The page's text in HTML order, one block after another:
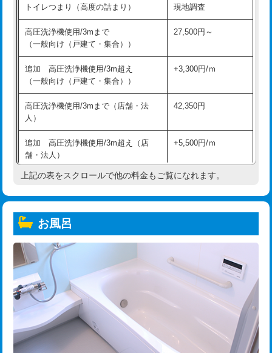
トイレつまり（高度の詰まり） 現地調査
高圧洗浄機使用/3mまで
（一般向け（戸建て・集合））
27,500円～
追加 高圧洗浄機使用/3m超え
（一般向け（戸建て・集合））
+3,300円/ｍ
高圧洗浄機使用/3mまで（店舗・法
人）
42,350円
追加 高圧洗浄機使用/3m超え（店
舗・法人）
+5,500円/ｍ
高度高圧洗浄換 現地調査
トーラー機使用/3mまで
追加トーラー機使用/3m超え
カメラ調査 33,000円
桝清掃 8,800円
止水・漏水調査・防水処理・清掃・修
理・調整・分解・加工など（軽作業）
上記の表をスクロールで他の料金もご覧になれます。
お風呂